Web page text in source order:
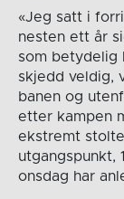
«Jeg satt i
nesten ett år
som betydelig
skjedd veldig,
banen og
etter kampen
ekstremt
utgangspunkt,
onsdag har